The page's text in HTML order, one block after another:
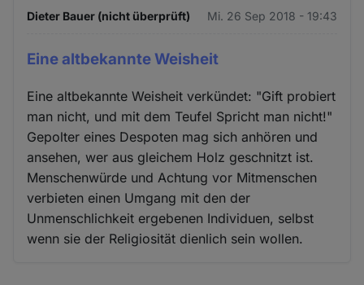
Dieter Bauer (nicht überprüft) Mi. 26 Sep 2018 - 19:43
Eine altbekannte Weisheit
Eine altbekannte Weisheit verkündet: "Gift probiert
man nicht, und mit dem Teufel Spricht man nicht!"
Gepolter eines Despoten mag sich anhören und
ansehen, wer aus gleichem Holz geschnitzt ist.
Menschenwürde und Achtung vor Mitmenschen
verbieten einen Umgang mit den der
Unmenschlichkeit ergebenen Individuen, selbst
wenn sie der Religiosität dienlich sein wollen.